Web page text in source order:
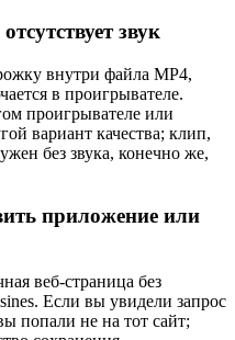
звук
внутри файла MP4,
в проигрывателе.
проигрывателе или
вариант качества; клип,
без звука, конечно же,
приложение или
веб-страница без
Если вы увидели запрос
попали не на тот сайт;